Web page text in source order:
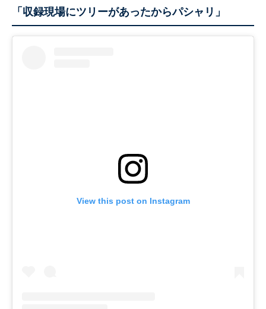
「収録現場にツリーがあったからパシャリ」
View this post on Instagram